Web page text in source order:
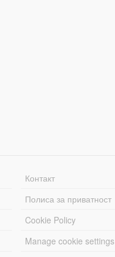
Контакт
Полиса за приватност
Cookie Policy
Manage cookie settings